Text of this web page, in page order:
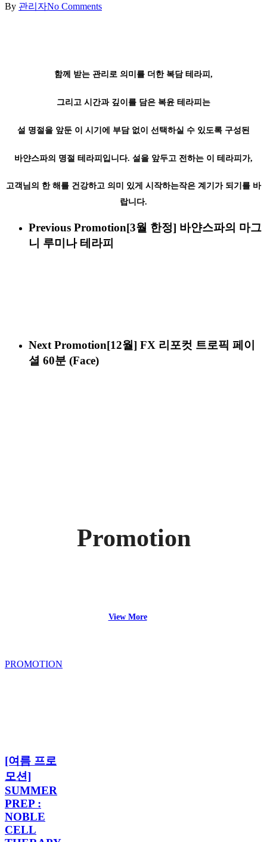
By 관리자No Comments
함께 받는 관리로 의미를 더한 복담 테라피,
그리고 시간과 깊이를 담은 복윤 테라피는
설 명절을 앞둔 이 시기에 부담 없이 선택하실 수 있도록 구성된
바얀스파의 명절 테라피입니다. 설을 앞두고 전하는 이 테라피가,
고객님의 한 해를 건강하고 의미 있게 시작하는작은 계기가 되기를 바
랍니다.
Previous Promotion[3월 한정] 바얀스파의 마그
니 루미나 테라피
Next Promotion[12월] FX 리포컷 트로픽 페이
셜 60분 (Face)
Promotion
View More
PROMOTION
SUMMER
PREP
:
NOBLE
CELL
THERAPY
름
프
로
모
션]
SUMMER
PREP
[여름 프로
모션]
SUMMER
PREP :
NOBLE
CELL